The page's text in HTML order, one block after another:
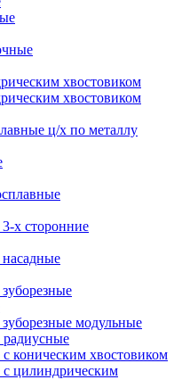
хвостовиком
хвостовиком
ц/х по металлу
х сторонние
модульные
коническим хвостовиком
цилиндрическим